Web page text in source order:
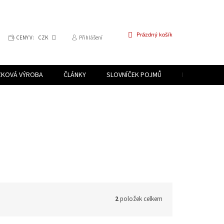
CENY V: CZK Přihlášení
NÁKUPNÍ
Prázdný košík
VÝROBA ČLÁNKY SLOVNÍČEK POJMŮ PROGRAM
2položek celkem